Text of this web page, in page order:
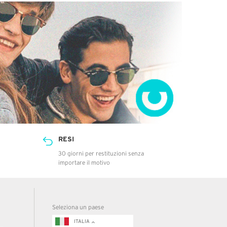
RESI
30 giorni per restituzioni senza
importare il motivo
Seleziona un paese
ITALIA